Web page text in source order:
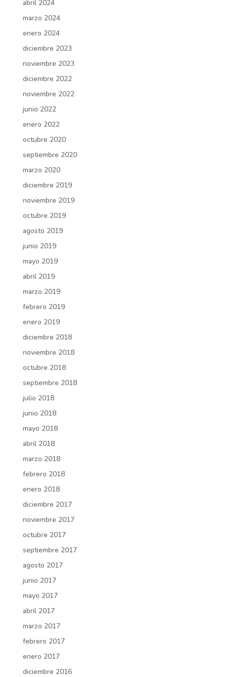
abril 2024
marzo 2024
enero 2024
diciembre 2023
noviembre 2023
diciembre 2022
noviembre 2022
junio 2022
enero 2022
octubre 2020
septiembre 2020
marzo 2020
diciembre 2019
noviembre 2019
octubre 2019
agosto 2019
junio 2019
mayo 2019
abril 2019
marzo 2019
febrero 2019
enero 2019
diciembre 2018
noviembre 2018
octubre 2018
septiembre 2018
julio 2018
junio 2018
mayo 2018
abril 2018
marzo 2018
febrero 2018
enero 2018
diciembre 2017
noviembre 2017
octubre 2017
septiembre 2017
agosto 2017
junio 2017
mayo 2017
abril 2017
marzo 2017
febrero 2017
enero 2017
diciembre 2016